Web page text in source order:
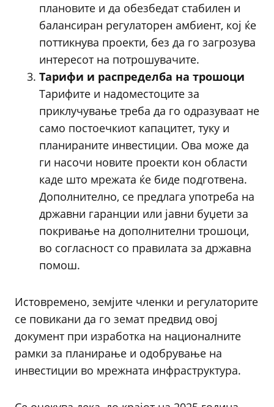
плановите и да обезбедат стабилен и
балансиран регулаторен амбиент, кој ќе
поттикнува проекти, без да го загрозува
интересот на потрошувачите.
Тарифи и распределба на трошоци
Тарифите и надоместоците за
приклучување треба да го одразуваат не
само постоечкиот капацитет, туку и
планираните инвестиции. Ова може да
ги насочи новите проекти кон области
каде што мрежата ќе биде подготвена.
Дополнително, се предлага употреба на
државни гаранции или јавни буџети за
покривање на дополнителни трошоци,
во согласност со правилата за државна
помош.
Истовремено, земјите членки и регулаторите
се повикани да го земат предвид овој
документ при изработка на националните
рамки за планирање и одобрување на
инвестиции во мрежната инфраструктура.